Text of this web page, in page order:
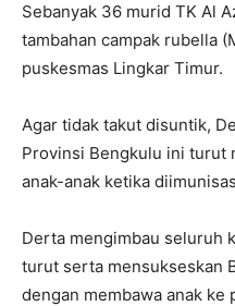
Sebanyak 36 murid TK Al
tambahan campak rubella
puskesmas Lingkar Timur.
Agar tidak takut disuntik,
Provinsi Bengkulu ini turut
anak-anak ketika
Derta mengimbau seluruh
turut serta mensukseskan
dengan membawa anak ke